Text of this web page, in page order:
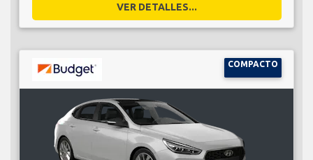
VER DETALLES...
COMPACTO